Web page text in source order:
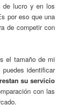
de lucro y en los
por eso que una
de competir con
el tamaño de mi
identificar
su servicio
con las